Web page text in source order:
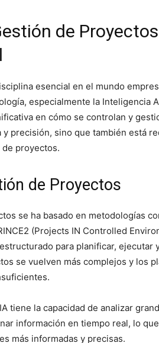
de
esencial en el mundo
especialmente la Inteligencia
en cómo se controlan y
precisión, sino que también está
proyectos.
de Proyectos
se ha basado en metodologías
(Projects IN Controlled
para planificar, ejecutar
se vuelven más complejos y los
tiene la capacidad de analizar
información en tiempo real, lo
más informadas y precisas.